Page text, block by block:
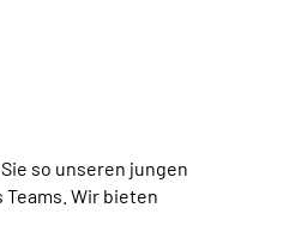
so unseren jungen
Teams . Wir bieten